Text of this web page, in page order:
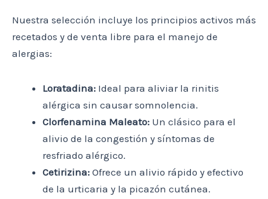
Nuestra selección incluye los principios activos más
recetados y de venta libre para el manejo de
alergias:
Loratadina: Ideal para aliviar la rinitis
alérgica sin causar somnolencia.
Clorfenamina Maleato: Un clásico para el
alivio de la congestión y síntomas de
resfriado alérgico.
Cetirizina: Ofrece un alivio rápido y efectivo
de la urticaria y la picazón cutánea.